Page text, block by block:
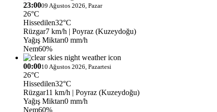
23:0009 Ağustos 2026, Pazar
26°C
Hissedilen32°C
Rüzgar7 km/h | Poyraz (Kuzeydoğu)
Yağış Miktarı0 mm/h
Nem60%
00:0010 Ağustos 2026, Pazartesi
26°C
Hissedilen32°C
Rüzgar11 km/h | Poyraz (Kuzeydoğu)
Yağış Miktarı0 mm/h
Nem60%